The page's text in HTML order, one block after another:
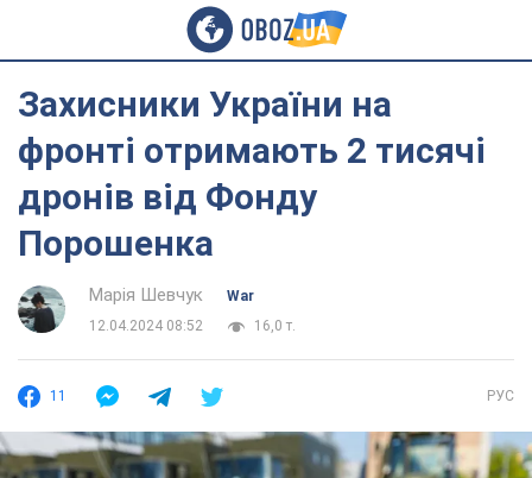
Захисники України на
фронті отримають 2 тисячі
дронів від Фонду
Порошенка
Марія Шевчук
War
12.04.2024 08:52
16,0 т.
11 РУС